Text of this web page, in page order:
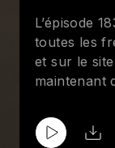
L’épisode
toutes les
et sur le
maintenant
Rois De
deux